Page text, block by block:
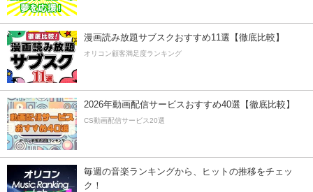
漫画読み放題サブスクおすすめ11選【徹底比較】
オリコン顧客満足度ランキング
2026年動画配信サービスおすすめ40選【徹底比較】
CS動画配信サービス20選
毎週の音楽ランキングから、ヒットの推移をチェッ
ク！